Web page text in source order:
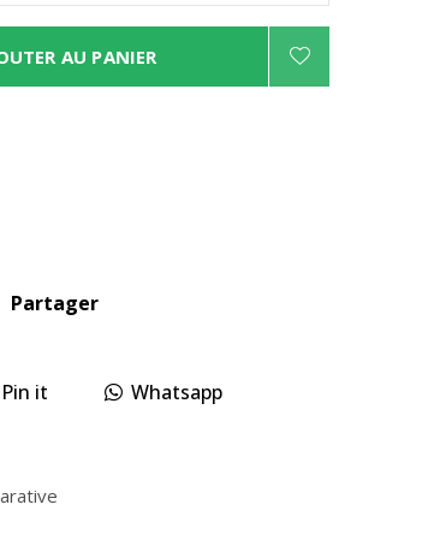
AU PANIER
Partager
Pin it Whatsapp